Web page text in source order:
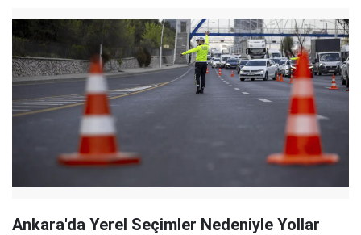
Ankara'da Yerel Seçimler Nedeniyle Yollar